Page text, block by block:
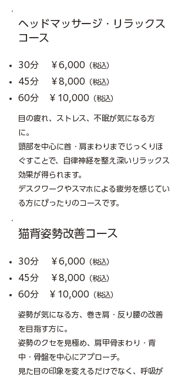
ヘッドマッサージ・リラックス
コース
30分 ￥6,000 （税込）
45分 ￥8,000 （税込）
60分 ￥10,000 （税込）
目の疲れ、ストレス、不眠が気になる方
に。
頭部を中心に首・肩まわりまでじっくりほ
ぐすことで、自律神経を整え深いリラックス
効果が得られます。
デスクワークやスマホによる疲労を感じてい
る方にぴったりのコースです。
猫背姿勢改善コース
30分 ￥6,000 （税込）
45分 ￥8,000 （税込）
60分 ￥10,000 （税込）
姿勢が気になる方、巻き肩・反り腰の改善
を目指す方に。
姿勢のクセを見極め、肩甲骨まわり・背
中・骨盤を中心にアプローチ。
見た目の印象を変えるだけでなく、呼吸が